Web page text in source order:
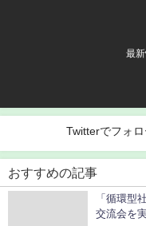
最
Twitterでフォロ
おすすめの記事
「循環型
交流会を